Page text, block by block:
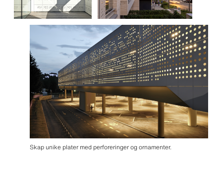
Skap unike plater med perforeringer og ornamenter.